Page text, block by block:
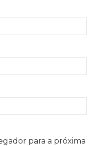
para a próxima